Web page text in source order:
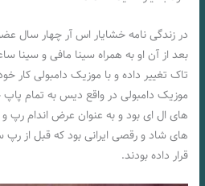
در زندگی نامه خشایار اس آر چهار سال
بعد از آن او به همراه سینا مافی و سینا
تاک تغییر داده و با موزیک دامبولی کار
موزیک دامبولی در واقع دیس به تمام
های ال ای بود و به عنوان عرض اندام
های شاد و رقصی ایرانی بود که قبل از رپ
قرار داده بودند.